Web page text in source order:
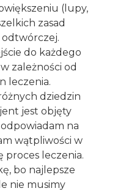
(lupy,
zasad
odtwórczej.
do każdego
zależności od
leczenia.
dziedzin
jest objęty
na
wątpliwości w
proces leczenia.
bo najlepsze
nie musimy